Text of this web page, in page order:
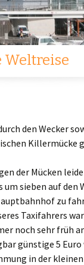
Weltreise
den Wecker
Killermücke
der Mücken
sieben auf den
zu
Taxifahrers
noch sehr früh
günstige 5
in der